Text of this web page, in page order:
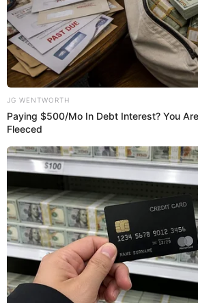
El artistaagregó que vivir
haciendo bien a su relación de pareja:
desgaste, eso lleva a sentirse solo o
conflicto. Ese fue el momento más
duda", contó.